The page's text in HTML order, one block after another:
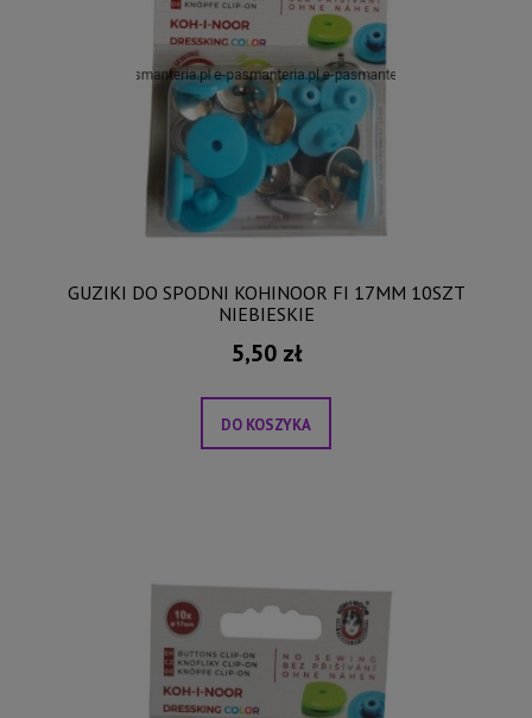
GUZIKI DO SPODNI KOHINOOR FI 17MM 10SZT
NIEBIESKIE
5,50 zł
DO KOSZYKA